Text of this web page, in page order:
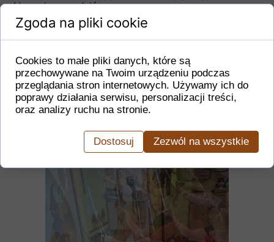
sobie z nim poradzić.
Zgoda na pliki cookie
Cookies to małe pliki danych, które są
przechowywane na Twoim urządzeniu podczas
przeglądania stron internetowych. Używamy ich do
poprawy działania serwisu, personalizacji treści,
oraz analizy ruchu na stronie.
Dostosuj Zezwól na wszystkie